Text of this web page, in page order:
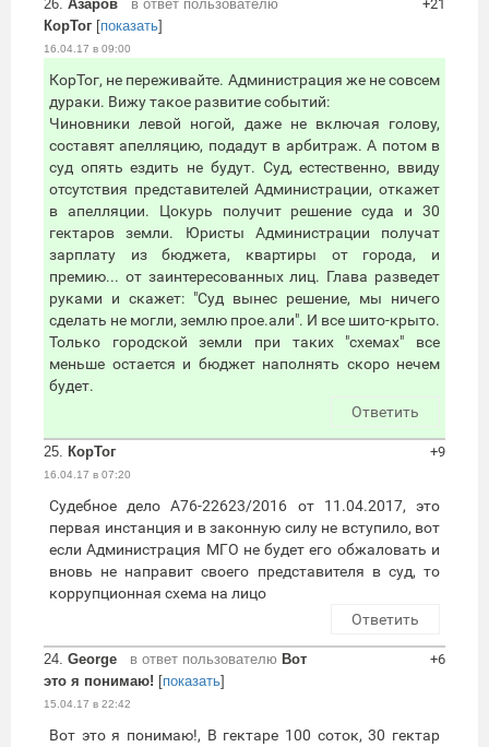
26. Азаров
в ответ пользователю
КорТог [показать]
16.04.17 в 09:00
+21
КорТог, не переживайте. Администрация же не совсем
дураки. Вижу такое развитие событий:
Чиновники левой ногой, даже не включая голову,
составят апелляцию, подадут в арбитраж. А потом в
суд опять ездить не будут. Суд, естественно, ввиду
отсутствия представителей Администрации, откажет
в апелляции. Цокурь получит решение суда и 30
гектаров земли. Юристы Администрации получат
зарплату из бюджета, квартиры от города, и
премию... от заинтересованных лиц. Глава разведет
руками и скажет: "Суд вынес решение, мы ничего
сделать не могли, землю прое.али". И все шито-крыто.
Только городской земли при таких "схемах" все
меньше остается и бюджет наполнять скоро нечем
будет.
Ответить
25. КорТог
16.04.17 в 07:20
+9
Судебное дело А76-22623/2016 от 11.04.2017, это
первая инстанция и в законную силу не вступило, вот
если Администрация МГО не будет его обжаловать и
вновь не направит своего представителя в суд, то
коррупционная схема на лицо
Ответить
24. George в ответ пользователю Вот
это я понимаю! [показать]
15.04.17 в 22:42
+6
Вот это я понимаю!, В гектаре 100 соток, 30 гектар